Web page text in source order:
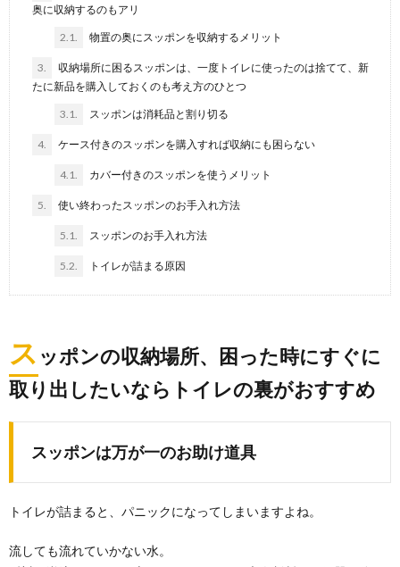
違いと掃除方法について
窓の掃除にはどんな洗剤を使うとよいのでしょうか？
窓ガラスは、室内と外側で汚れが違います。 ...
しないためには
畳の掃除の仕方を知っていますか？ 畳は天然素材のた
に保つための予防方法
部屋の壁紙にカビが生えた時の掃除方法と
生面が気になってしまうものです。 綺麗に掃除をして...
リモコン掃除は裏技を使ってキレイにしよ
毎日使っているテレビなどのリモコン。気がつくと、
奥に収納するのもアリ
2.1. 物置の奥にスッポンを収納するメリット
3.
収納場所に困るスッポンは、一度トイレに使ったのは捨てて、新
たに新品を購入しておくのも考え方のひとつ
3.1. スッポンは消耗品と割り切る
4. ケース付きのスッポンを購入すれば収納にも困らない
4.1. カバー付きのスッポンを使うメリット
5. 使い終わったスッポンのお手入れ方法
5.1. スッポンのお手入れ方法
5.2. トイレが詰まる原因
ス ッポンの収納場所、困った時にすぐに
取り出したいならトイレの裏がおすすめ
スッポンは万が一のお助け道具
トイレが詰まると、パニックになってしまいますよね。
流しても流れていかない水。